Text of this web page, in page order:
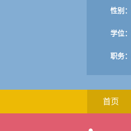
性别：
学位：
职务：
首页